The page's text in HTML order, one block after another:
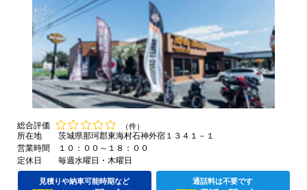
総合評価 （件）
所在地
茨城県那珂郡東海村石神外宿１３４１－１
営業時間
１０：００～１８：００
定休日
毎週水曜日・木曜日
見積りや納車可能時期など 通話料は不要です